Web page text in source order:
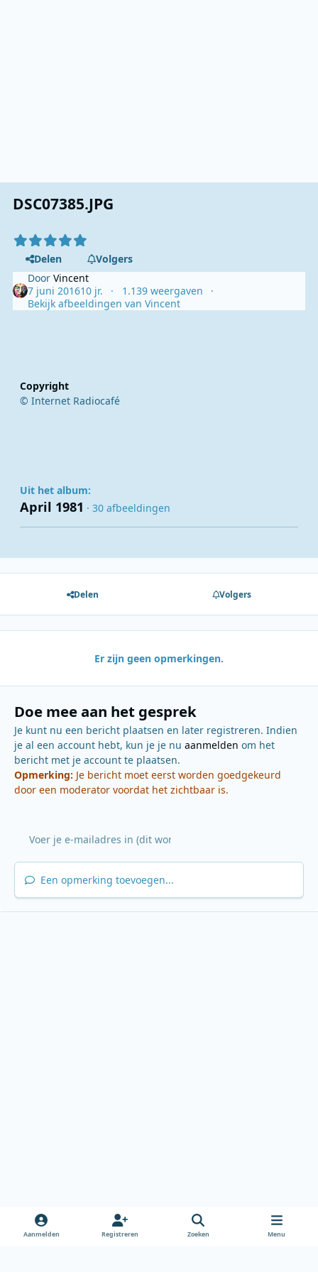
DSC07385.JPG
Delen
Volgers
DoorVincent
7 juni 201610 jr.
1.139 weergaven
Bekijk afbeeldingen van Vincent
Copyright
© Internet Radiocafé
Uit het album:
April 1981 · 30 afbeeldingen
Delen Volgers
Er zijn geen opmerkingen.
Doe mee aan het gesprek
Je kunt nu een bericht plaatsen en later registreren. Indien
je al een account hebt, kun je je nu aanmelden om het
bericht met je account te plaatsen.
Opmerking: Je bericht moet eerst worden goedgekeurd
door een moderator voordat het zichtbaar is.
Een opmerking toevoegen...
Aanmelden Registreren Zoeken Menu